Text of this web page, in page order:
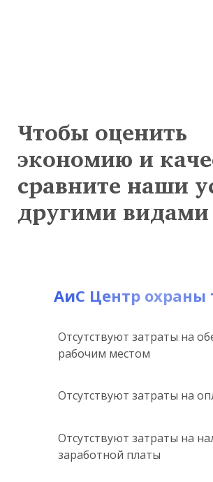
Чтобы оценить
экономию и
сравните наши
другими видами
АиС Центр охраны
Отсутствуют затраты на
рабочим местом
Отсутствуют затраты на
Отсутствуют затраты на
заработной платы